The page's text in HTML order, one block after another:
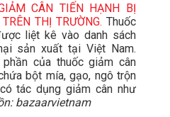
CÂN TIẾN HẠNH BỊ
THỊ TRƯỜNG. Thuốc
liệt kê vào danh sách
sản xuất tại Việt Nam.
của thuốc giảm cân
bột mía, gạo, ngô trộn
tác dụng giảm cân như
bazaarvietnam